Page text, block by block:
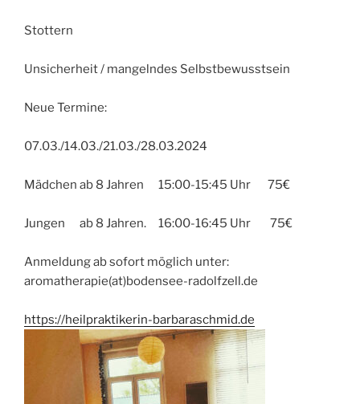
Stottern
Unsicherheit / mangelndes Selbstbewusstsein
Neue Termine:
07.03./14.03./21.03./28.03.2024
Mädchen ab 8 Jahren 15:00-15:45 Uhr 75€
Jungen ab 8 Jahren. 16:00-16:45 Uhr 75€
Anmeldung ab sofort möglich unter:
aromatherapie(at)bodensee-radolfzell.de
https://heilpraktikerin-barbaraschmid.de